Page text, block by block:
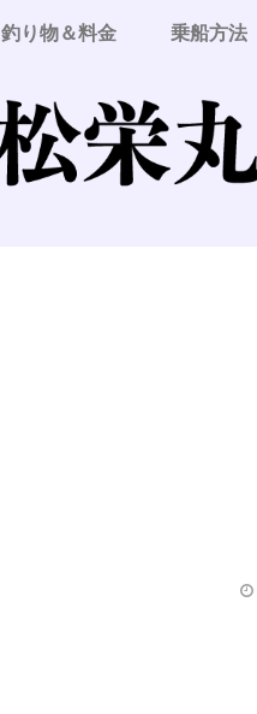
釣り物＆料金 乗船方法